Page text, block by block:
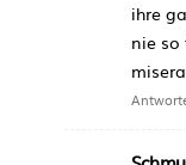
ihre
nie so